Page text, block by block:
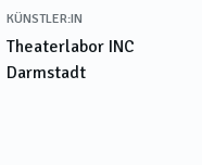
KÜNSTLER:IN
Theaterlabor INC
Darmstadt